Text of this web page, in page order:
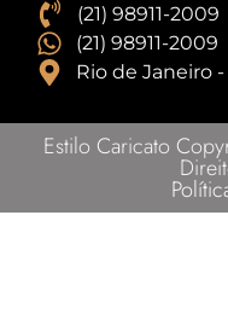
(21) 98911-2009
(21) 98911-2009
Rio de Janeiro -
Estilo Caricato